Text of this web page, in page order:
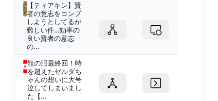
【ティアキン】賢
者の意志をコンプ
しようとしてるが
難しい件…効率の
良い賢者の意志
の...
龍の泪最終回！時
を超えたゼルダち
ゃんの想いに大号
泣してしまいまし
た【...